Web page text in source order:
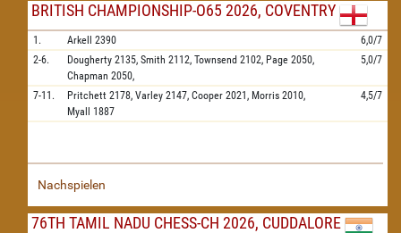
BRITISH CHAMPIONSHIP-O65 2026, COVENTRY
1. Arkell 2390
6,0/7
2-6.
Dougherty 2135, Smith 2112, Townsend 2102, Page 2050,
Chapman 2050,
5,0/7
7-11. Pritchett 2178, Varley 2147, Cooper 2021, Morris 2010,
Myall
1887
4,5/7
Nachspielen
76TH TAMIL NADU CHESS-CH 2026, CUDDALORE